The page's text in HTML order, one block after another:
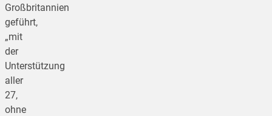
Großbritannien
geführt,
„mit
der
Unterstützung
aller
27,
ohne